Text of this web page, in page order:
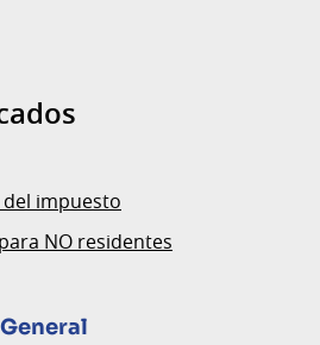
impuesto
NO residentes